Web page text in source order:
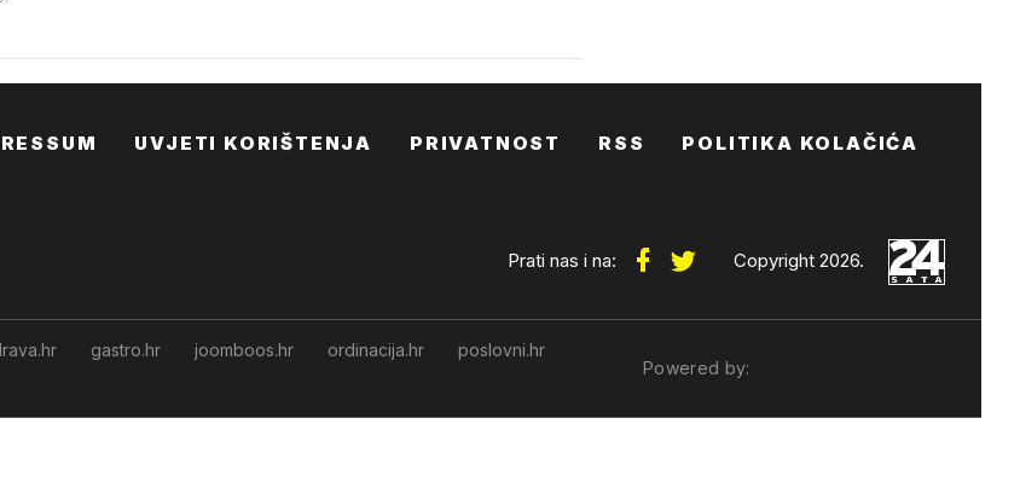
UVJETI KORIŠTENJA PRIVATNOST RSS POLITIKA KOLAČIĆA
Prati nas i na: Copyright 2026.
gastro.hr joomboos.hr ordinacija.hr
poslovni.hr
Powered by: